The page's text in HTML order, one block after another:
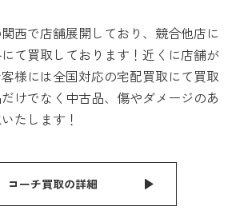
西で店舗展開しており、競合他店に
て買取しております！近くに店舗が
様には全国対応の宅配買取にて買取
けでなく中古品、傷やダメージのあ
たします！
コーチ買取の詳細